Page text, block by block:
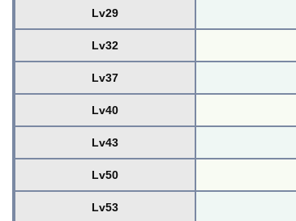
Lv29
Lv32
Lv37
Lv40
Lv43
Lv50
Lv53